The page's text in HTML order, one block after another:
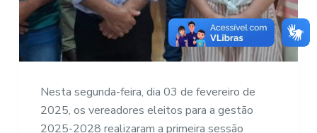
Nesta segunda-feira, dia 03 de fevereiro de
2025, os vereadores eleitos para a gestão
2025-2028 realizaram a primeira sessão